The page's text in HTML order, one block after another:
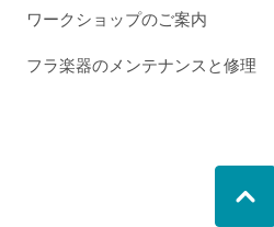
ワークショップのご案内
フラ楽器のメンテナンスと修理